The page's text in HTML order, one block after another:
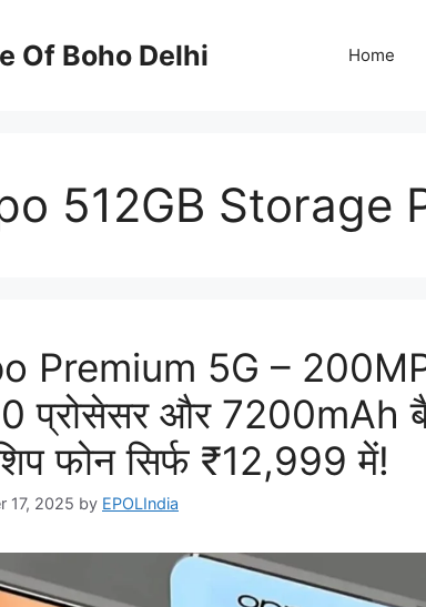
Of Boho Delhi Home
512GB Storage
Premium 5G –
प्रोसेसर और 7200mAh
फोन सिर्फ ₹12,999 में!
17, 2025 by EPOLIndia